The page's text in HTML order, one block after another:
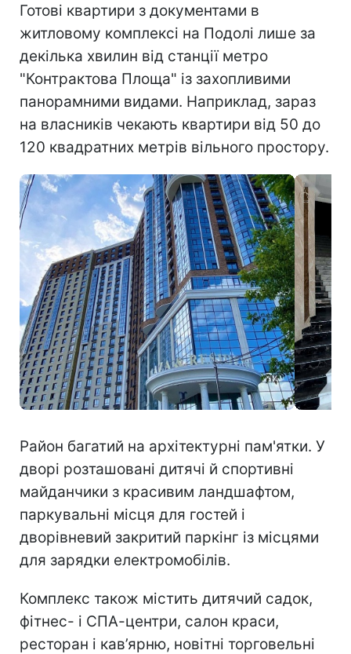
Готові квартири з документами в
житловому комплексі на Подолі лише за
декілька хвилин від станції метро
"Контрактова Площа" із захопливими
панорамними видами. Наприклад, зараз
на власників чекають квартири від 50 до
120 квадратних метрів вільного простору.
Район багатий на архітектурні пам'ятки. У
дворі розташовані дитячі й спортивні
майданчики з красивим ландшафтом,
паркувальні місця для гостей і
дворівневий закритий паркінг із місцями
для зарядки електромобілів.
Комплекс також містить дитячий садок,
фітнес- і СПА-центри, салон краси,
ресторан і кав’ярню, новітні торговельні